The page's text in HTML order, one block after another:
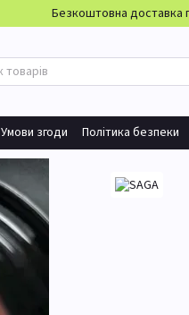
Безкоштовна доставка
Умови згоди Політика безпеки